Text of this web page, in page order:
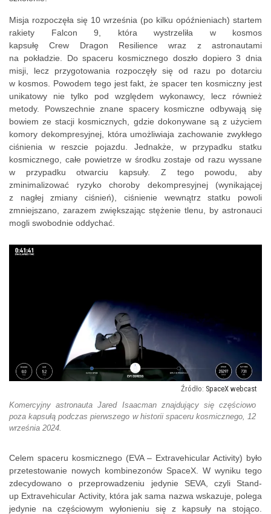
Misja rozpoczęła się 10 września (po kilku opóźnieniach) startem
rakiety Falcon 9, która wystrzeliła w kosmos
kapsułęCrew Dragon Resilience wraz z astronautami
na pokładzie. Do spaceru kosmicznego doszło dopiero 3 dnia
misji, lecz przygotowania rozpoczęły się od razu po dotarciu
w kosmos. Powodem tego jest fakt, że spacer ten kosmiczny jest
unikatowy nie tylko pod względem wykonawcy, lecz również
metody. Powszechnie znane spacery kosmiczne odbywają się
bowiem ze stacji kosmicznych, gdzie dokonywane są z użyciem
komory dekompresyjnej, która umożliwiaja zachowanie zwykłego
ciśnienia w reszcie pojazdu. Jednakże, w przypadku statku
kosmicznego, całe powietrze w środku zostaje od razu wyssane
w przypadku otwarciu kapsuły. Z tego powodu, aby
zminimalizować ryzyko choroby dekompresyjnej (wynikającej
z nagłej zmiany ciśnień), ciśnienie wewnątrz statku powoli
zmniejszano, zarazem zwiększając stężenie tlenu, by astronauci
mogli swobodnie oddychać.
SpaceX webcast
Komercyjny astronauta Jared Isaacman znajdujący się częściowo
poza kapsułą podczas pierwszego w historii spaceru kosmicznego, 12
września 2024.
Celem spaceru kosmicznego (EVA – ExtravehicularActivity) było
przetestowanie nowych kombinezonów SpaceX. W wyniku tego
zdecydowano o przeprowadzeniu jedynie SEVA, czyli Stand-
up Extravehicular Activity, która jak sama nazwa wskazuje, polega
jedynie na częściowym wyłonieniu się z kapsuły na stojąco.